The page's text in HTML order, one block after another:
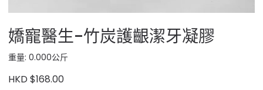
嬌寵醫生-竹炭護齦潔牙凝膠
重量: 0.000公斤
HKD $168.00